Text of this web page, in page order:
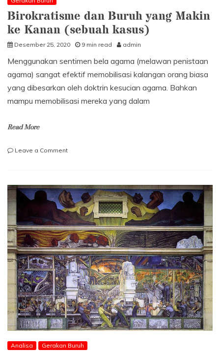
Dan
Kelas
Birokratisme dan Buruh yang Makin
ke Kanan (sebuah kasus)
Desember 25, 2020 9 min read admin
Menggunakan sentimen bela agama (melawan penistaan
agama) sangat efektif memobilisasi kalangan orang biasa
yang dibesarkan oleh doktrin kesucian agama. Bahkan
mampu memobilisasi mereka yang dalam
Read More
Leave a Commenton
yang
Makin
ke
Kanan
(sebuah
kasus)
Analisa Gerakan Buruh